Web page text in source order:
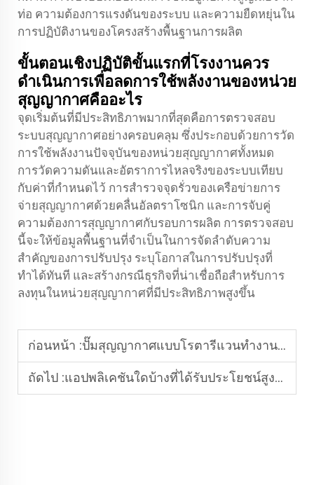
ท่อ ความต้องการแรงดันของระบบ และความยืดหยุ่นใน
การปฏิบัติงานของโครงสร้างพื้นฐานการผลิต
ขั้นตอนเชิงปฏิบัติขั้นแรกที่โรงงานควร
ดำเนินการเพื่อลดการใช้พลังงานของหน่วย
สุญญากาศคืออะไร
จุดเริ่มต้นที่มีประสิทธิภาพมากที่สุดคือการตรวจสอบ
ระบบสุญญากาศอย่างครอบคลุม ซึ่งประกอบด้วยการวัด
การใช้พลังงานปัจจุบันของหน่วยสุญญากาศทั้งหมด
การวัดความดันและอัตราการไหลจริงของระบบเทียบ
กับค่าที่กำหนดไว้ การสำรวจจุดรั่วของเครือข่ายการ
จ่ายสุญญากาศด้วยคลื่นอัลตราโซนิก และการจับคู่
ความต้องการสุญญากาศกับรอบการผลิต การตรวจสอบ
นี้จะให้ข้อมูลพื้นฐานที่จำเป็นในการจัดลำดับความ
สำคัญของการปรับปรุง ระบุโอกาสในการปรับปรุงที่
ทำได้ทันที และสร้างกรณีธุรกิจที่น่าเชื่อถือสำหรับการ
ลงทุนในหน่วยสุญญากาศที่มีประสิทธิภาพสูงขึ้น
ก่อนหน้า :ปั๊มสุญญากาศแบบโรตารีแวนทำงานอย่างไรในการสนับสนุนกระบวนการผลิตอุปกรณ์อิเล็กทรอนิกส์
ถัดไป :แอปพลิเคชันใดบ้างที่ได้รับประโยชน์สูงสุดจากหน่วยสุญญากาศประสิทธิภาพสูง?